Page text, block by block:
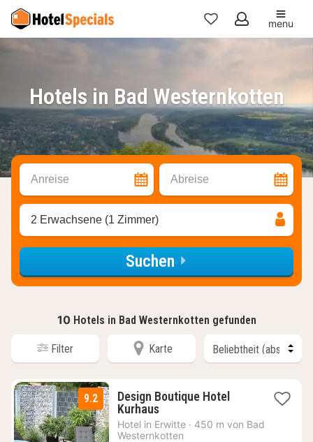
Meine
menu
Hotels in Bad Westernkotten
Anreise Abreise
2 Erwachsene (1 Zimmer)
Suchen
10 Hotels in Bad Westernkotten gefunden
Filter Karte
9.2
Design Boutique Hotel
Kurhaus1
Nacht
ab
Hotel in Erwitte · 450 m von Bad
Westernkotten